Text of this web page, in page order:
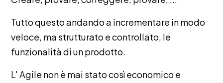
Tutto questo andando a incrementare in modo
veloce, ma strutturato e controllato, le
funzionalità di un prodotto.
L' Agile non è mai stato così economico e